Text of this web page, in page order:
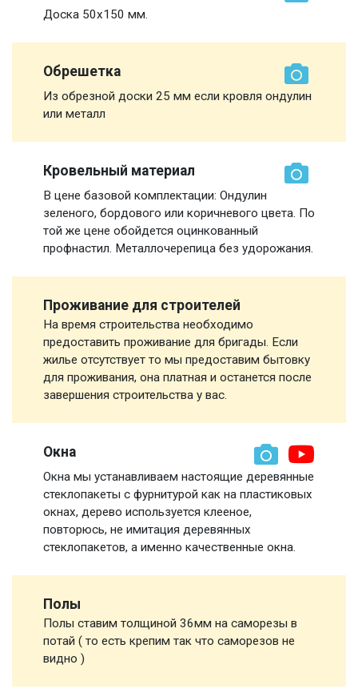
Доска 50х150 мм.
Обрешетка
Из обрезной доски 25 мм если кровля ондулин
или металл
Кровельный материал
В цене базовой комплектации: Ондулин
зеленого, бордового или коричневого цвета. По
той же цене обойдется оцинкованный
профнастил. Металлочерепица без удорожания.
Проживание для строителей
На время строительства необходимо
предоставить проживание для бригады. Если
жилье отсутствует то мы предоставим бытовку
для проживания, она платная и останется после
завершения строительства у вас.
Окна
Окна мы устанавливаем настоящие деревянные
стеклопакеты с фурнитурой как на пластиковых
окнах, дерево используется клееное,
повторюсь, не имитация деревянных
стеклопакетов, а именно качественные окна.
Полы
Полы ставим толщиной 36мм на саморезы в
потай ( то есть крепим так что саморезов не
видно )